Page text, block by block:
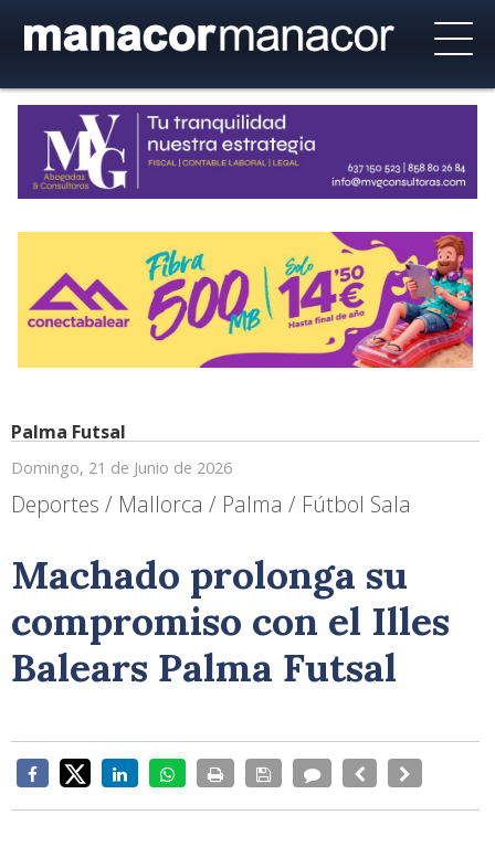
Palma Futsal
Domingo, 21 de Junio de 2026
Deportes / Mallorca / Palma / Fútbol Sala
Machado prolonga su
compromiso con el Illes
Balears Palma Futsal